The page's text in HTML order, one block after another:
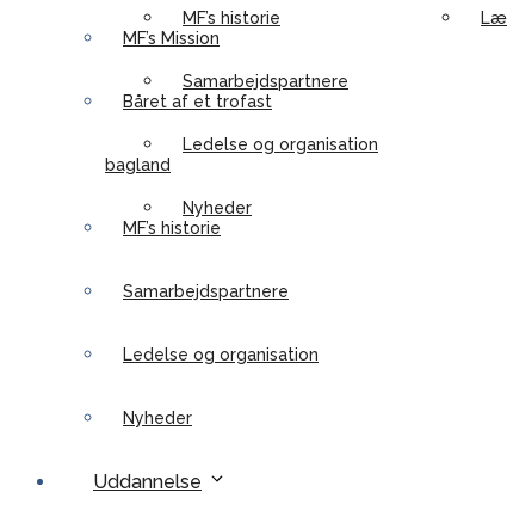
MF’s historie
Samarbejdspartnere
Ledelse og organisation
Nyheder
MF’s Mission
Båret af et trofast
bagland
MF’s historie
Samarbejdspartnere
Ledelse og organisation
Nyheder
Uddannelse